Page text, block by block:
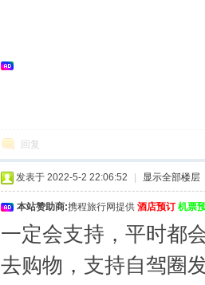
回复
发表于 2022-5-2 22:06:52 显示全部楼层
本站赞助商:携程旅行网提供 酒店预订 机票
一定会支持，平时都
去购物，支持自驾圈